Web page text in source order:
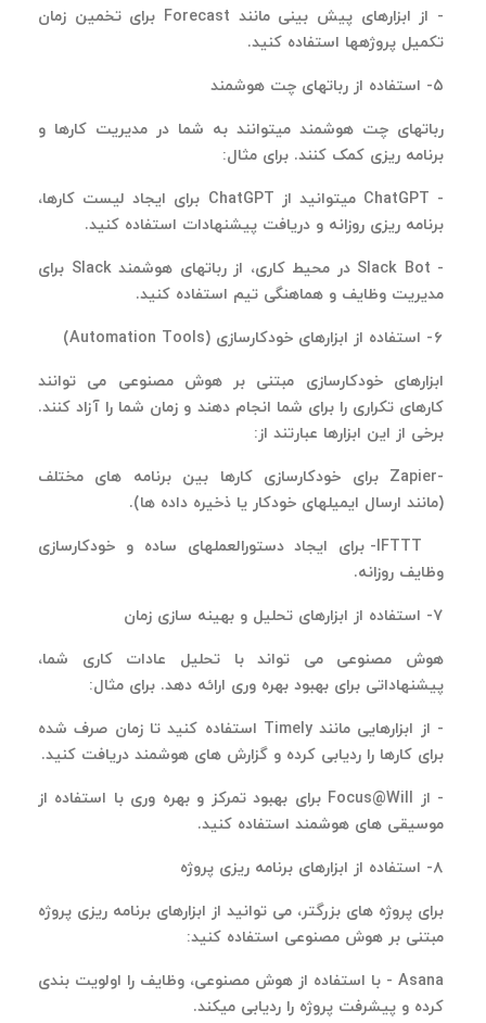
- از ابزارهای پیش بینی مانند
برای تخمین زمان
تکمیل پروژهها استفاده کنید.
۵- استفاده از رباتهای چت هوشمند
رباتهای چت هوشمند میتوانند به شما در مدیریت کارها و
برنامه ریزی کمک کنند. برای مثال:
- ChatGPT
میتوانید از
برای ایجاد لیست کارها،
برنامه ریزی روزانه و دریافت پیشنهادات استفاده کنید.
- Slack Bot
در محیط کاری، از رباتهای هوشمند Slack
برای
مدیریت وظایف و هماهنگی تیم استفاده کنید.
۶- استفاده از ابزارهای خودکارسازی (Automation Tools)
ابزارهای خودکارسازی مبتنی بر هوش مصنوعی می توانند
کارهای تکراری را برای شما انجام دهند و زمان شما را آزاد کنند.
برخی از این ابزارها عبارتند از:
-Zapier
برای خودکارسازی کارها بین برنامه های مختلف
(مانند ارسال ایمیلهای خودکار یا ذخیره داده ها).
IFTTT- برای ایجاد دستورالعملهای ساده و خودکارسازی
وظایف روزانه.
۷- استفاده از ابزارهای تحلیل و بهینه سازی زمان
هوش مصنوعی می تواند با تحلیل عادات کاری شما،
پیشنهاداتی برای بهبود بهره وری ارائه دهد. برای مثال:
- از ابزارهایی مانندTimely
استفاده کنید تا زمان صرف شده
برای کارها را ردیابی کرده و گزارش های هوشمند دریافت کنید.
- از
برای بهبود تمرکز و بهره وری با استفاده از
موسیقی های هوشمند استفاده کنید.
۸- استفاده از ابزارهای برنامه ریزی پروژه
برای پروژه های بزرگتر، می توانید از ابزارهای برنامه ریزی پروژه
مبتنی بر هوش مصنوعی استفاده کنید:
Asana - با استفاده از هوش مصنوعی، وظایف را اولویت بندی
کرده و پیشرفت پروژه را ردیابی میکند.